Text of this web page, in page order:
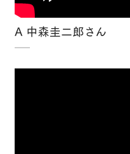
A 中森圭二郎さん